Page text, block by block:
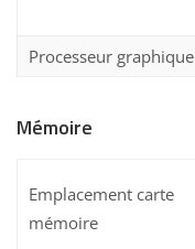
Processeur graphique
Mémoire
Emplacement carte
mémoire